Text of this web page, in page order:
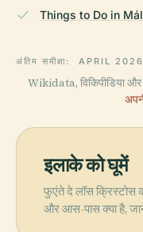
Things to Do in
अंतिम समीक्षा: APRIL 2026
Wikidata, विकिपीडिया और
इलाके को घूमें
फुएंते दे लॉस क्रिस्टोस
और आस-पास क्या है,